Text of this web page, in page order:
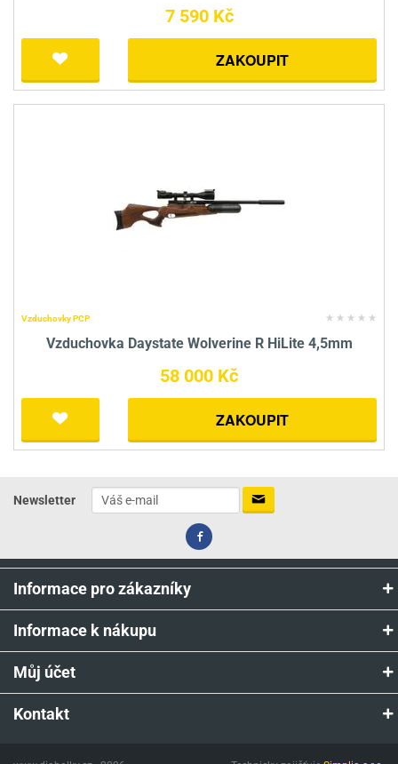
7 590 Kč
ZAKOUPIT
Vzduchovky PCP
Vzduchovka Daystate Wolverine R HiLite 4,5mm
58 000 Kč
ZAKOUPIT
Newsletter
Informace pro zákazníky
Informace k nákupu
Můj účet
Kontakt